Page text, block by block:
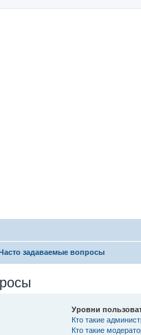
задаваемые вопросы
Уровни
Кто такие
Кто такие